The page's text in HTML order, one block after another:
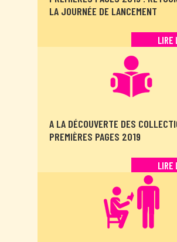
LA JOURNÉE DE LANCEMENT
LIRE
A LA DÉCOUVERTE DES
PREMIÈRES PAGES 2019
LIRE